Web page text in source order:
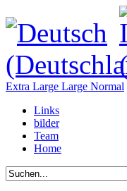
Extra Large Large Normal
Links
bilder
Team
Home